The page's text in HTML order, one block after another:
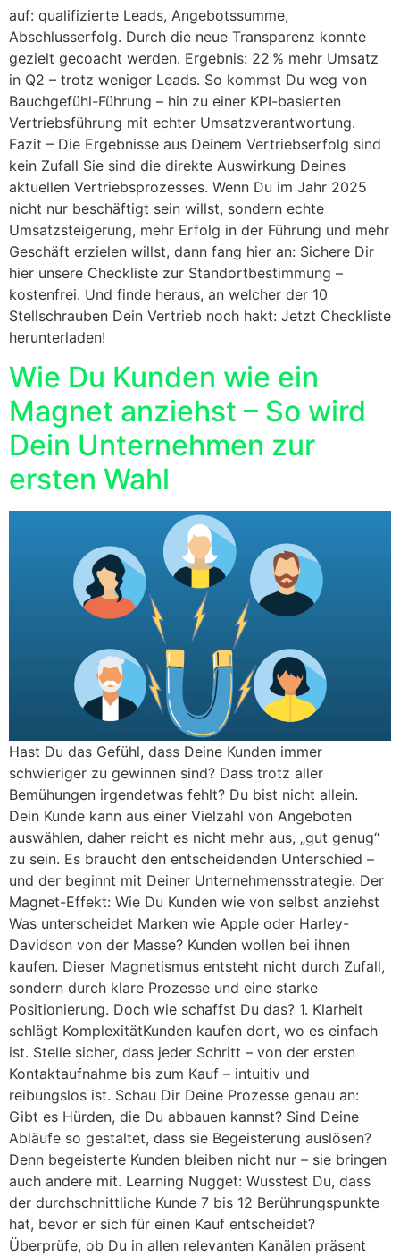
auf: qualifizierte Leads, Angebotssumme,
Abschlusserfolg. Durch die neue Transparenz konnte
gezielt gecoacht werden. Ergebnis: 22 % mehr Umsatz
in Q2 – trotz weniger Leads. So kommst Du weg von
Bauchgefühl-Führung – hin zu einer KPI-basierten
Vertriebsführung mit echter Umsatzverantwortung.
Fazit – Die Ergebnisse aus Deinem Vertriebserfolg sind
kein Zufall Sie sind die direkte Auswirkung Deines
aktuellen Vertriebsprozesses. Wenn Du im Jahr 2025
nicht nur beschäftigt sein willst, sondern echte
Umsatzsteigerung, mehr Erfolg in der Führung und mehr
Geschäft erzielen willst, dann fang hier an: Sichere Dir
hier unsere Checkliste zur Standortbestimmung –
kostenfrei. Und finde heraus, an welcher der 10
Stellschrauben Dein Vertrieb noch hakt: Jetzt Checkliste
herunterladen!
Wie Du Kunden wie ein
Magnet anziehst – So wird
Dein Unternehmen zur
ersten Wahl
Hast Du das Gefühl, dass Deine Kunden immer
schwieriger zu gewinnen sind? Dass trotz aller
Bemühungen irgendetwas fehlt? Du bist nicht allein.
Dein Kunde kann aus einer Vielzahl von Angeboten
auswählen, daher reicht es nicht mehr aus, „gut genug“
zu sein. Es braucht den entscheidenden Unterschied –
und der beginnt mit Deiner Unternehmensstrategie. Der
Magnet-Effekt: Wie Du Kunden wie von selbst anziehst
Was unterscheidet Marken wie Apple oder Harley-
Davidson von der Masse? Kunden wollen bei ihnen
kaufen. Dieser Magnetismus entsteht nicht durch Zufall,
sondern durch klare Prozesse und eine starke
Positionierung. Doch wie schaffst Du das? 1. Klarheit
schlägt KomplexitätKunden kaufen dort, wo es einfach
ist. Stelle sicher, dass jeder Schritt – von der ersten
Kontaktaufnahme bis zum Kauf – intuitiv und
reibungslos ist. Schau Dir Deine Prozesse genau an:
Gibt es Hürden, die Du abbauen kannst? Sind Deine
Abläufe so gestaltet, dass sie Begeisterung auslösen?
Denn begeisterte Kunden bleiben nicht nur – sie bringen
auch andere mit. Learning Nugget: Wusstest Du, dass
der durchschnittliche Kunde 7 bis 12 Berührungspunkte
hat, bevor er sich für einen Kauf entscheidet?
Überprüfe, ob Du in allen relevanten Kanälen präsent